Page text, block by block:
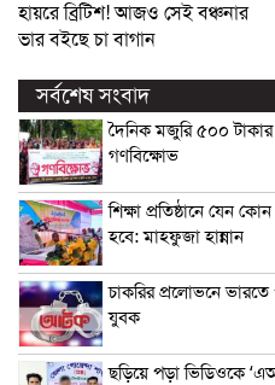
হায়রে ব্রিটিশ! আজও সেই বঞ্চনার
ভার বইছে চা বাগান
সর্বশেষ সংবাদ
দৈনিক মজুরি ৫০০ টাকার
গণবিক্ষোভ
শিক্ষা প্রতিষ্ঠানে যেন
হবে: মাহফুজা হান্নান
চাকরির প্রলোভনে ভারতে
যুবক
ছড়িয়ে পড়া ভিডিওকে